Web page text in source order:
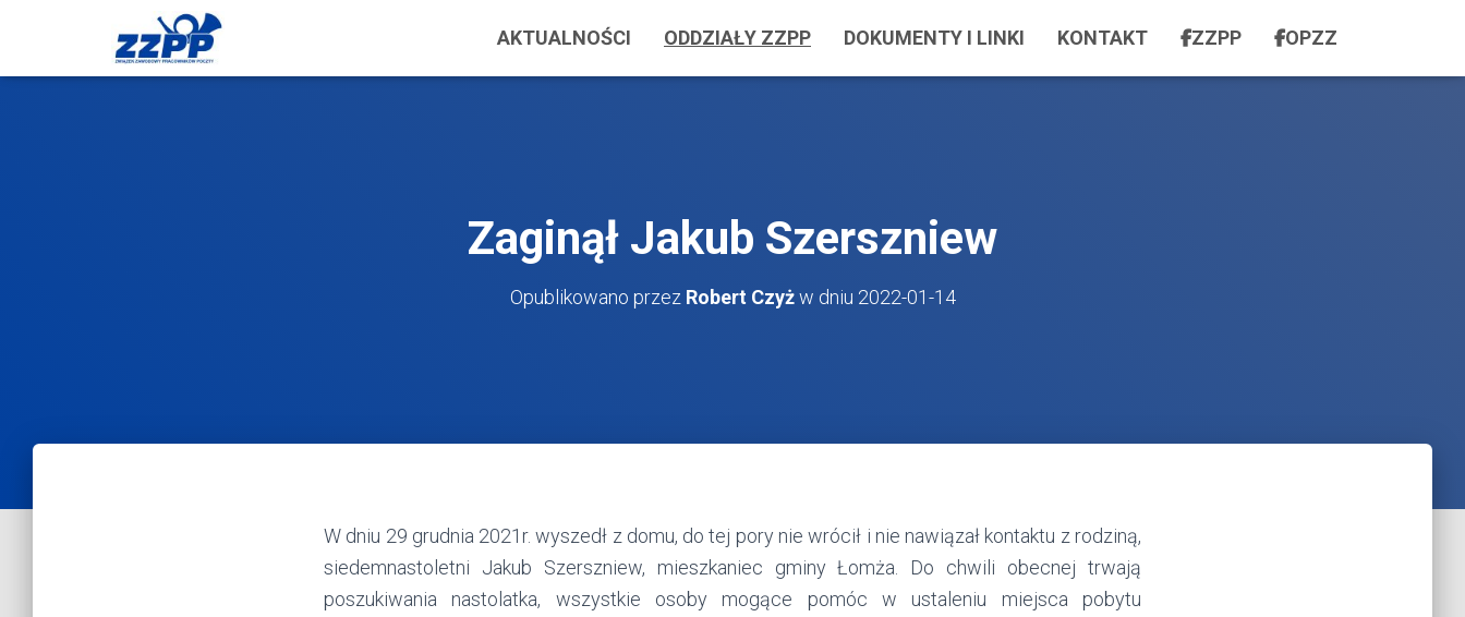
AKTUALNOŚCI ODDZIAŁY ZZPP DOKUMENTY I LINKI KONTAKT ZZPP OPZZ
Zaginął Jakub Szerszniew
Opublikowano przez Robert Czyżw dniu 2022-01-14
W dniu 29 grudnia 2021r. wyszedł z domu, do tej pory nie wrócił i nie nawiązał kontaktu z rodziną,
siedemnastoletni Jakub Szerszniew, mieszkaniec gminy Łomża. Do chwili obecnej trwają
poszukiwania nastolatka, wszystkie osoby mogące pomóc w ustaleniu miejsca pobytu